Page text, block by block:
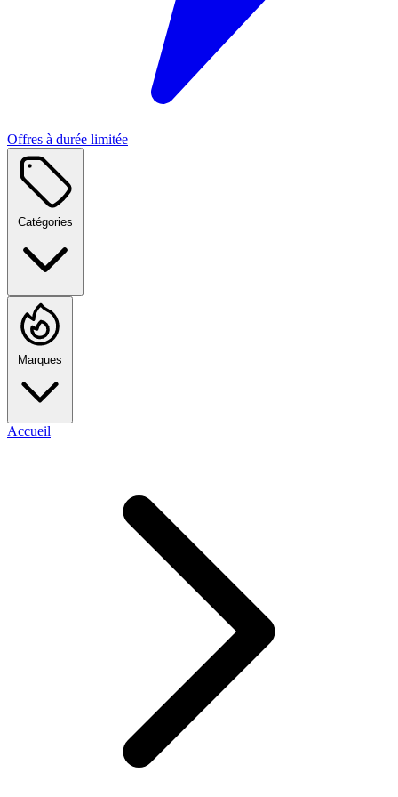
Offres à durée limitée
Catégories
Marques
Accueil